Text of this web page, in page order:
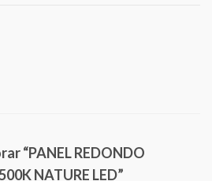
“PANEL REDONDO
NATURE LED”